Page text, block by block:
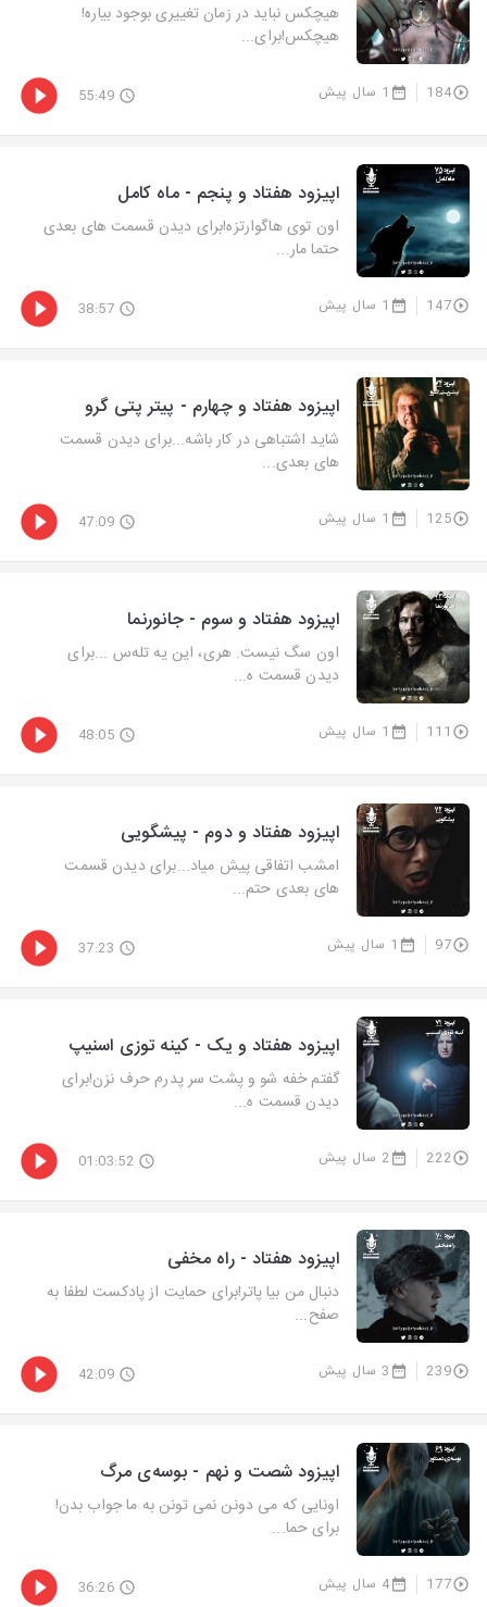
هیچکس نباید در زمان تغییری بوجود بیاره!
هیچکس!برای...
184 1 سال پیش 55:49
اپیزود هفتاد و پنجم - ماه کامل
اون توی هاگوارتزه!برای دیدن قسمت های بعدی
حتما مار...
147 1 سال پیش 38:57
اپیزود هفتاد و چهارم - پیتر پتی گرو
شاید اشتباهی در کار باشه...برای دیدن قسمت
های بعدی...
125 1 سال پیش 47:09
اپیزود هفتاد و سوم - جانورنما
اون سگ نیست. هری، این یه تله‌س ...برای
دیدن قسمت ه...
111 1 سال پیش 48:05
اپیزود هفتاد و دوم - پیشگویی
امشب اتفاقی پیش میاد...برای دیدن قسمت
های بعدی حتم...
97 1 سال پیش 37:23
اپیزود هفتاد و یک - کینه توزی اسنیپ
گفتم خفه شو و پشت سر پدرم حرف نزن!برای
دیدن قسمت ه...
222 2 سال پیش 01:03:52
اپیزود هفتاد - راه مخفی
دنبال من بیا پاتر!برای حمایت از پادکست لطفا به
صفح...
239 3 سال پیش 42:09
اپیزود شصت و نهم - بوسه‌ی مرگ
اونایی که می دونن نمی تونن به ما جواب بدن!
برای حما...
177 4 سال پیش 36:26